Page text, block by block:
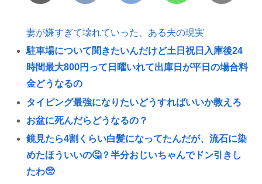
妻が嫌すぎて壊れていった、ある夫の現実
駐車場について聞きたいんだけど土日祝日入庫後24
時間最大800円って日曜いれて出庫日が平日の場合料
金どうなるの
タイピング最強になりたいどうすればいいか教えろ
お盆に死んだらどうなるの？
鏡見たら4割くらい白髪になってたんだが、流石に染
めたほういいの🤔？半分おじいちゃんでドン引きし
たわ🥺